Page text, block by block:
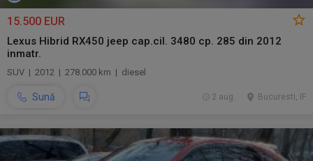
15.500 EUR
Lexus Hibrid RX450 jeep cap.cil. 3480 cp. 285 din 2012
inmatr.
SUV | 2012 | 278.000 km | diesel
Sună Bucuresti, IF
2 aug.